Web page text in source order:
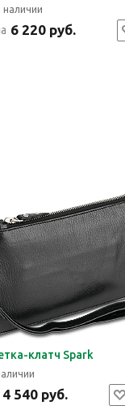
наличии
6 220 руб.
клатч Spark
4 540 руб.